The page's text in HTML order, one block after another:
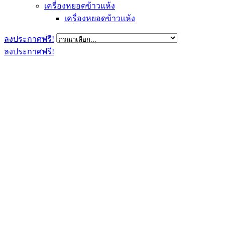
เครื่องหยอดข้าวแห้ง
เครื่องหยอดข้าวแห้ง
ลงประกาศฟรี!
ลงประกาศฟรี!